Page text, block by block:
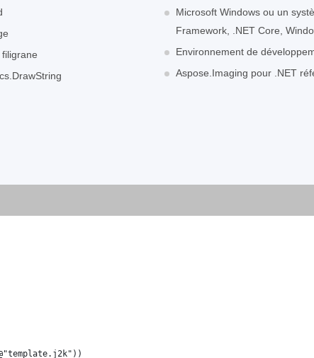
Microsoft Windows ou un
Framework, .NET Core,
Environnement de
Aspose.Imaging pour .NET